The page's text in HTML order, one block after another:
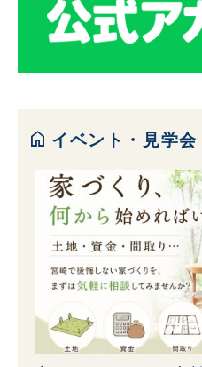
home イベント・見学会